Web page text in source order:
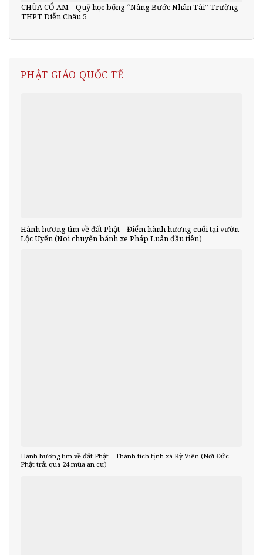
CHÙA CỔ AM – Quỹ học bổng “Nâng Bước Nhân Tài” Trường
THPT Diễn Châu 5
PHẬT GIÁO QUỐC TẾ
Hành hương tìm về đất Phật – Điểm hành hương cuối tại vườn
Lộc Uyển (Noi chuyển bánh xe Pháp Luân đầu tiên)
Hành hương tìm về đất Phật – Thánh tích tịnh xá Kỳ Viên (Nơi Đức
Phật trải qua 24 mùa an cư)